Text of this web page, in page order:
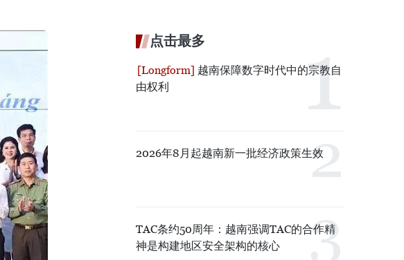
点击最多
越南保障数字时代中的宗教自
由权利
2026年8月起越南新一批经济政策生效
TAC条约50周年：越南强调TAC的合作精
神是构建地区安全架构的核心